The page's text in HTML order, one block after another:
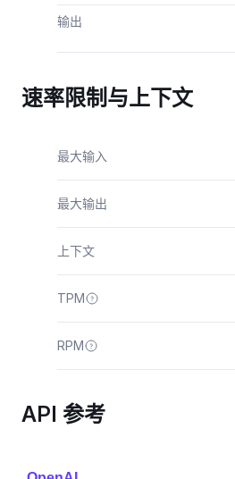
输出
速率限制与上下文
最大输入
最大输出
上下文
TPM
RPM
API 参考